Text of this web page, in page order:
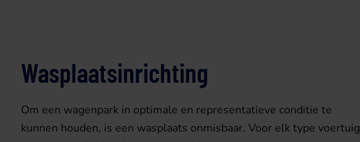
Wasplaatsinrichting
Om een wagenpark in optimale en representatieve conditie te
kunnen houden, is een wasplaats onmisbaar. Voor elk type voertuig